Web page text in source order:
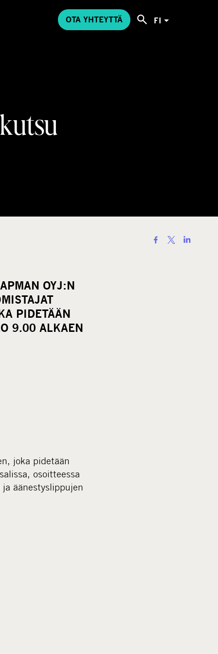
OTA YHTEYTTÄ FI
OYJ:N
PIDETÄÄN
9.00 ALKAEN
joka pidetään
osoitteessa
äänestyslippujen